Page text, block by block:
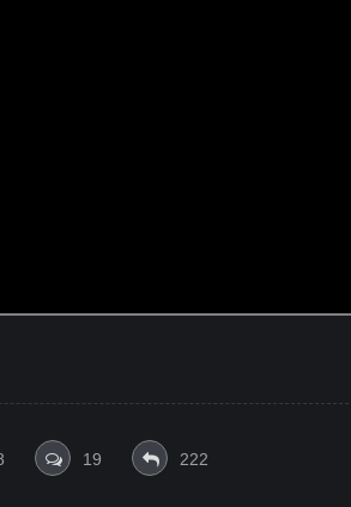
19 222